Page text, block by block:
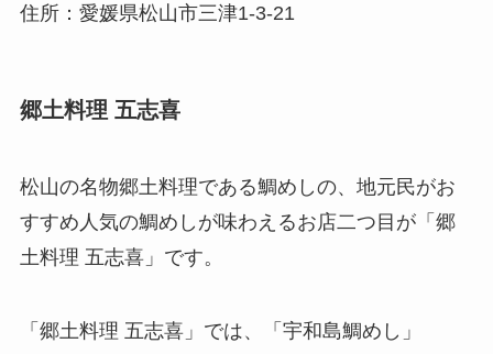
住所：愛媛県松山市三津1-3-21
郷土料理 五志喜
松山の名物郷土料理である鯛めしの、地元民がお
すすめ人気の鯛めしが味わえるお店二つ目が「郷
土料理 五志喜」です。
「郷土料理 五志喜」では、「宇和島鯛めし」